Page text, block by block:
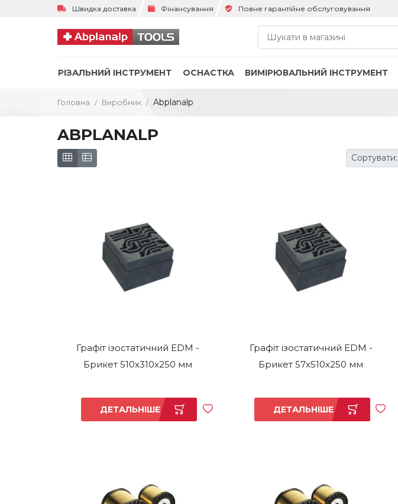
Швидка доставка Фінансування Повне гарантійне обслуговування
РІЗАЛЬНИЙ ІНСТРУМЕНТ ОСНАСТКА ВИМІРЮВАЛЬНИЙ ІНСТРУМЕНТ
Головна Виробник Abplanalp
ABPLANALP
Сортувати:
Графіт ізостатичний EDM -
Брикет 510x310x250 мм
ДЕТАЛЬНІШЕ
Графіт ізостатичний EDM -
Брикет 57x510x250 мм
ДЕТАЛЬНІШЕ